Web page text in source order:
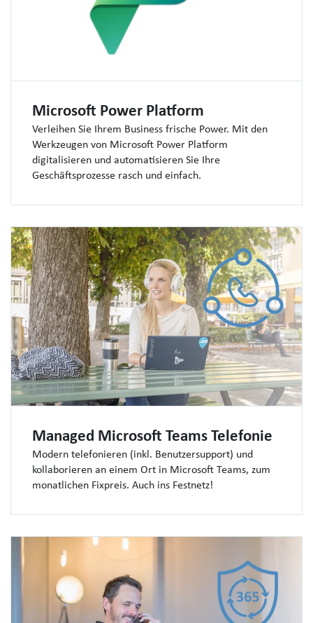
Microsoft Power Platform
Verleihen Sie Ihrem Business frische Power. Mit den
Werkzeugen von Microsoft Power Platform
digitalisieren und automatisieren Sie Ihre
Geschäftsprozesse rasch und einfach.
Managed Microsoft Teams Telefonie
Modern telefonieren (inkl. Benutzersupport) und
kollaborieren an einem Ort in Microsoft Teams, zum
monatlichen Fixpreis. Auch ins Festnetz!